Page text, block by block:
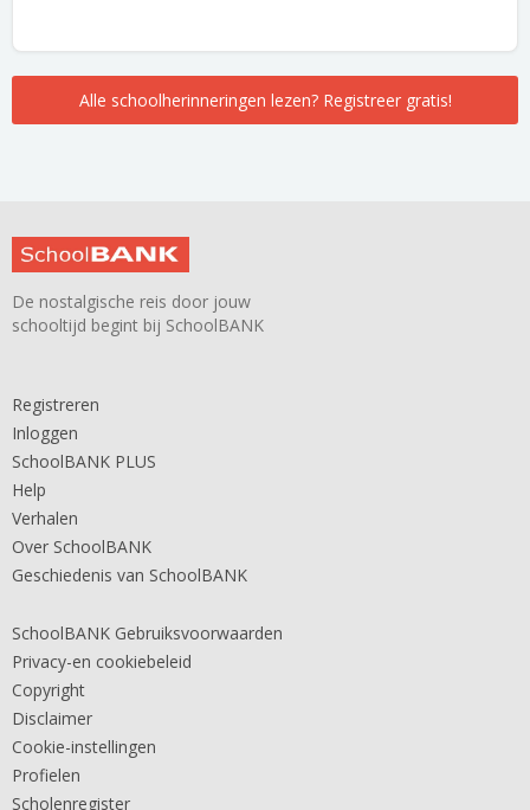
Alle schoolherinneringen lezen? Registreer gratis!
De nostalgische reis door jouw
schooltijd begint bij SchoolBANK
Registreren
Inloggen
SchoolBANK PLUS
Help
Verhalen
Over SchoolBANK
Geschiedenis van SchoolBANK
SchoolBANK Gebruiksvoorwaarden
Privacy-en cookiebeleid
Copyright
Disclaimer
Cookie-instellingen
Profielen
Scholenregister